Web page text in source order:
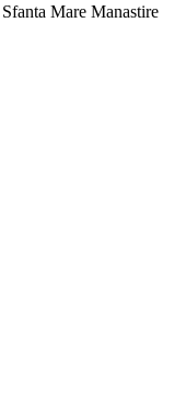
Mare Manastire